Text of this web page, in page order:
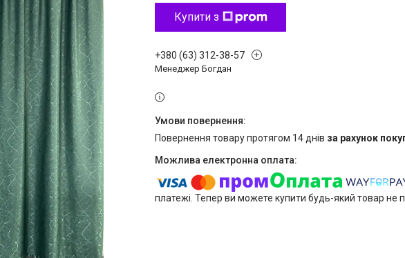
Купити з
+380 (63) 312-38-57
Менеджер Богдан
повернення товару протягом 14 днів за рахунок
платежі. Тепер ви можете купити будь-який товар не